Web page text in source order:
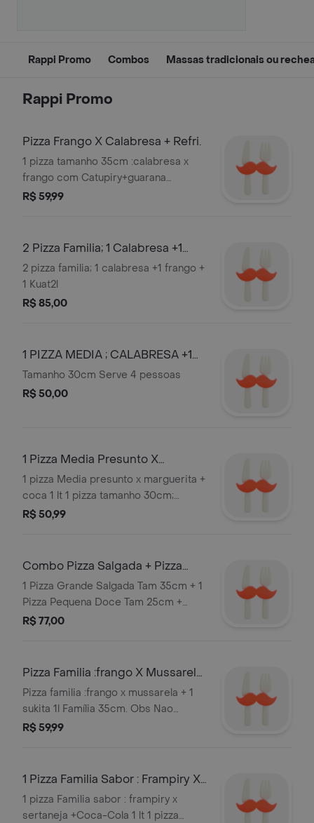
Rappi Promo Combos Massas tradicionais ou
Rappi Promo
Pizza Frango X Calabresa + Refri.
1 pizza tamanho 35cm :calabresa x
frango com Catupiry+guarana
Antarctica 1l
R$ 59,99
2 Pizza Familia; 1 Calabresa +1
Frango + 1 Kuat2l
2 pizza familia; 1 calabresa +1 frango +
1 Kuat2l
R$ 85,00
1 PIZZA MEDIA ; CALABRESA +1
COCA-COLA LATA 350 ML
Tamanho 30cm Serve 4 pessoas
R$ 50,00
1 Pizza Media Presunto X
Marguerita + Coca 1 Lt
1 pizza Media presunto x marguerita +
coca 1 lt 1 pizza tamanho 30cm;
presunto x marguerita + guarana 1 lt
R$ 50,99
Combo Pizza Salgada + Pizza
Doce + Refri.
1 Pizza Grande Salgada Tam 35cm + 1
Pizza Pequena Doce Tam 25cm +
Refri de 1 Litro Serve 3 pessoas
R$ 77,00
Pizza Familia :frango X Mussarela
+ 1 Sukita 1l
Pizza familia :frango x mussarela + 1
sukita 1l Família 35cm. Obs Nao
Trocamos Sabores.
R$ 59,99
1 Pizza Familia Sabor : Frampiry X
Sertaneja +Coca-Cola 1 Lt
1 pizza Familia sabor : frampiry x
sertaneja +Coca-Cola 1 lt 1 pizza